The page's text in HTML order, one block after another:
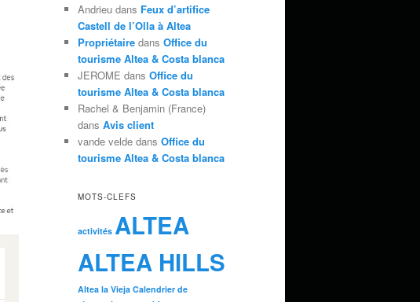
Andrieu dans Feux d’artifice
Castell de l’Olla à Altea
Propriétaire dans Office du
tourisme Altea & Costa blanca
JEROME dans Office du
tourisme Altea & Costa blanca
Rachel & Benjamin (France)
dans Avis client
vande velde dans Office du
tourisme Altea & Costa blanca
MOTS-CLEFS
activités ALTEA
ALTEA HILLS
Altea la Vieja Calendrier de